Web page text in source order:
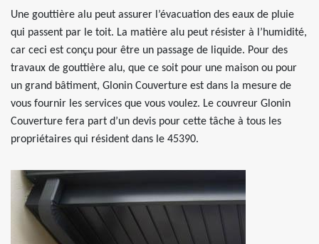
Une gouttière alu peut assurer l’évacuation des eaux de pluie
qui passent par le toit. La matière alu peut résister à l’humidité,
car ceci est conçu pour être un passage de liquide. Pour des
travaux de gouttière alu, que ce soit pour une maison ou pour
un grand bâtiment, Glonin Couverture est dans la mesure de
vous fournir les services que vous voulez. Le couvreur Glonin
Couverture fera part d’un devis pour cette tâche à tous les
propriétaires qui résident dans le 45390.